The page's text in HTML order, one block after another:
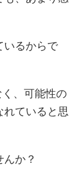
いるからで
、可能性の
ていると思
か？